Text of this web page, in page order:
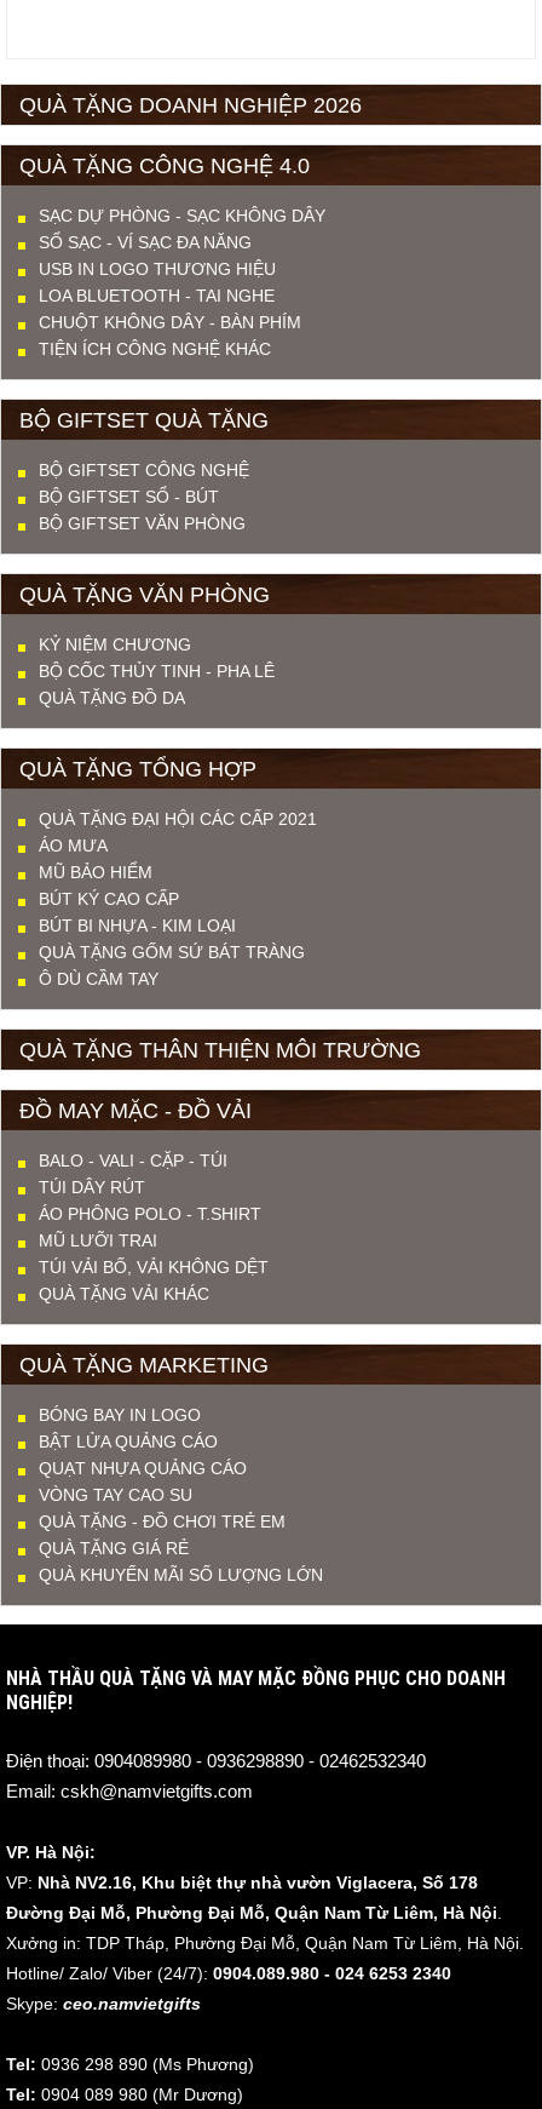
QUÀ TẶNG DOANH NGHIỆP 2026
QUÀ TẶNG CÔNG NGHỆ 4.0
SẠC DỰ PHÒNG - SẠC KHÔNG DÂY
SỔ SẠC - VÍ SẠC ĐA NĂNG
USB IN LOGO THƯƠNG HIỆU
LOA BLUETOOTH - TAI NGHE
CHUỘT KHÔNG DÂY - BÀN PHÍM
TIỆN ÍCH CÔNG NGHỆ KHÁC
BỘ GIFTSET QUÀ TẶNG
BỘ GIFTSET CÔNG NGHỆ
BỘ GIFTSET SỔ - BÚT
BỘ GIFTSET VĂN PHÒNG
QUÀ TẶNG VĂN PHÒNG
KỶ NIỆM CHƯƠNG
BỘ CỐC THỦY TINH - PHA LÊ
QUÀ TẶNG ĐỒ DA
QUÀ TẶNG TỔNG HỢP
QUÀ TẶNG ĐẠI HỘI CÁC CẤP 2021
ÁO MƯA
MŨ BẢO HIỂM
BÚT KÝ CAO CẤP
BÚT BI NHỰA - KIM LOẠI
QUÀ TẶNG GỐM SỨ BÁT TRÀNG
Ô DÙ CẦM TAY
QUÀ TẶNG THÂN THIỆN MÔI TRƯỜNG
ĐỒ MAY MẶC - ĐỒ VẢI
BALO - VALI - CẶP - TÚI
TÚI DÂY RÚT
ÁO PHÔNG POLO - T.SHIRT
MŨ LƯỠI TRAI
TÚI VẢI BỐ, VẢI KHÔNG DỆT
QUÀ TẶNG VẢI KHÁC
QUÀ TẶNG MARKETING
BÓNG BAY IN LOGO
BẬT LỬA QUẢNG CÁO
QUẠT NHỰA QUẢNG CÁO
VÒNG TAY CAO SU
QUÀ TẶNG - ĐỒ CHƠI TRẺ EM
QUÀ TẶNG GIÁ RẺ
QUÀ KHUYẾN MÃI SỐ LƯỢNG LỚN
NHÀ THẦU QUÀ TẶNG VÀ MAY MẶC ĐỒNG PHỤC CHO DOANH
NGHIỆP!
Điện thoại: 0904089980 - 0936298890 - 02462532340
Email: cskh@namvietgifts.com
VP. Hà Nội:
VP: Nhà NV2.16, Khu biệt thự nhà vườn Viglacera, Số 178
Đường Đại Mỗ, Phường Đại Mỗ, Quận Nam Từ Liêm, Hà Nội.
Xưởng in: TDP Tháp, Phường Đại Mỗ, Quận Nam Từ Liêm, Hà Nội.
Hotline/ Zalo/ Viber (24/7): 0904.089.980 - 024 6253 2340
Skype: ceo.namvietgifts
Tel: 0936 298 890 (Ms Phương)
Tel: 0904 089 980 (Mr Dương)